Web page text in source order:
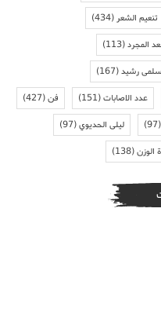
تنعيم الشعر(434)
المجرد(113)
سلمى رشيد(167)
عدد الاصابات(151) فن(427)
(97) ليلى الحديوي(97)
الوزن(138)